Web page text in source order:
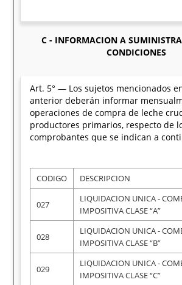
C - INFORMACION A
CONDICIONES
Art. 5° — Los sujetos mencionados
anterior deberán informar
operaciones de compra de leche
productores primarios, respecto de
comprobantes que se indican a
CODIGO DESCRIPCION
027
LIQUIDACION UNICA -
IMPOSITIVA CLASE “A”
028
LIQUIDACION UNICA -
IMPOSITIVA CLASE “B”
029
LIQUIDACION UNICA -
IMPOSITIVA CLASE “C”